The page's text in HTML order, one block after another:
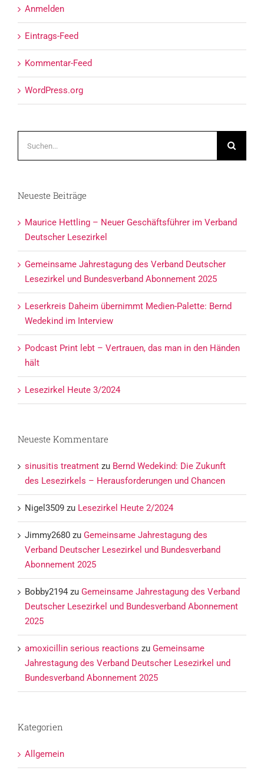
Anmelden
Eintrags-Feed
Kommentar-Feed
WordPress.org
nach:
Neueste Beiträge
Maurice Hettling – Neuer Geschäftsführer im Verband
Deutscher Lesezirkel
Gemeinsame Jahrestagung des Verband Deutscher
Lesezirkel und Bundesverband Abonnement 2025
Leserkreis Daheim übernimmt Medien-Palette: Bernd
Wedekind im Interview
Podcast Print lebt – Vertrauen, das man in den Händen
hält
Lesezirkel Heute 3/2024
Neueste Kommentare
sinusitis treatment zu Bernd Wedekind: Die Zukunft
des Lesezirkels – Herausforderungen und Chancen
Nigel3509 zu Lesezirkel Heute 2/2024
Jimmy2680 zu Gemeinsame Jahrestagung des
Verband Deutscher Lesezirkel und Bundesverband
Abonnement 2025
Bobby2194 zu Gemeinsame Jahrestagung des Verband
Deutscher Lesezirkel und Bundesverband Abonnement
2025
amoxicillin serious reactions zu Gemeinsame
Jahrestagung des Verband Deutscher Lesezirkel und
Bundesverband Abonnement 2025
Kategorien
Allgemein